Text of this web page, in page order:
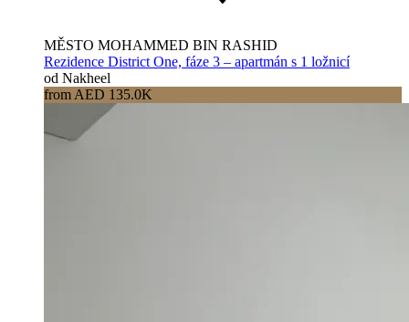
MĚSTO MOHAMMED BIN RASHID
Rezidence District One, fáze 3 – apartmán s 1 ložnicí
od Nakheel
from AED 135.0K